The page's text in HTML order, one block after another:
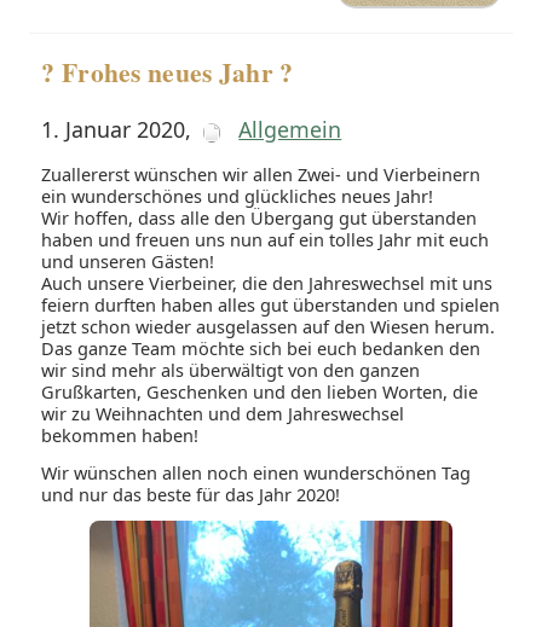
? Frohes neues Jahr ?
1. Januar 2020, Allgemein
Zuallererst wünschen wir allen Zwei- und Vierbeinern
ein wunderschönes und glückliches neues Jahr!
Wir hoffen, dass alle den Übergang gut überstanden
haben und freuen uns nun auf ein tolles Jahr mit euch
und unseren Gästen!
Auch unsere Vierbeiner, die den Jahreswechsel mit uns
feiern durften haben alles gut überstanden und spielen
jetzt schon wieder ausgelassen auf den Wiesen herum.
Das ganze Team möchte sich bei euch bedanken den
wir sind mehr als überwältigt von den ganzen
Grußkarten, Geschenken und den lieben Worten, die
wir zu Weihnachten und dem Jahreswechsel
bekommen haben!
Wir wünschen allen noch einen wunderschönen Tag
und nur das beste für das Jahr 2020!